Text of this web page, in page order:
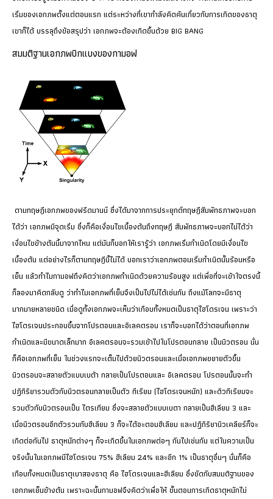
เริ่มของเอกภพตั้งแต่ตอนแรก แต่ระหว่างที่เขากำลังคิดค้นเกี่ยวกับการเกิดของธาตุ
เขาก็ได้ บรรลุถึงข้อสรุปว่า เอกภพจะต้องเกิดขึ้นด้วย BIG BANG
สมมติฐานเอกภพบิกแบงของกามอฟ
ตามทฤษฎีเอกภพของฟรีดมานน์ ซึ่งได้มาจากการประยุกต์ทฤษฎีสัมพัทธภาพจะบอก
ได้ว่า เอกภพมีจุดเริ่ม ซึ่งก็คือเงื่อนไขเบื้องต้นถึงทฤษฎี สัมพัทธภาพจะบอกไม่ได้ว่า
เงื่อนไขข้างต้นนี้มาจากไหน แต่มันก็บอกให้เรารู้ว่า เอกภพเริ่มกำเนิดโดยมีเงื่อนไข
เบื้องต้น แต่อย่างไรก็ตามทฤษฎีนี้ไม่ได้ บอกเราว่าเอกภพตอนเริ่มกำเนิดนั้นร้อนหรือ
เย็น แล้วทำไมกามอฟถึงคิดว่าเอกภพกำเนิดด้วยความร้อนสูง แต่เพื่อที่จะเข้าใจตรงนี้
ก็ลองมาคิดกลับดู ว่าทำไมเอกภพที่เย็นจึงเป็นไปไม่ได้เช่นกัน ถึงแม้โลกจะมีธาตุ
มากมายหลายชนิด เมื่อดูทั้งเอกภพจะเห็นว่าเกือบทั้งหมดเป็นธาตุไฮโดรเจน เพราะว่า
ไฮโดรเจนประกอบขึ้นจากโปรตอนและอิเลคตรอน เราก็จะบอกได้ว่าตอนที่เอกภพ
กำเนิดและมีขนาดเล็กมาก อิเลคตรอนจะรวมเข้าไปในโปรตอนกลาย เป็นนิวตรอน นั่น
ก็คือเอกภพที่เย็น ในช่วงแรกจะเต็มไปด้วยนิวตรอนและเมื่อเอกภพขยายตัวขึ้น
นิวตรอนจะสลายตัวแบบเบต้า กลายเป็นโปรตอนและ อิเลคตรอน โปรตอนนั้นจะทำ
ปฏิกิริยารวมตัวกับนิวตรอนกลายเป็นตัว ทีเรียม (ไฮโดรเจนหนัก) และดิวทีเรียมจะ
รวมตัวกับนิวตรอนเป็น ไตรเทียม ซึ่งจะสลายตัวแบบเบตา กลายเป็นฮีเลียม 3 และ
เมื่อนิวตรอนอีกตัวรวมกับฮีเลียม 3 ก็จะได้อะตอมฮีเลียม และปฏิกิริยานิวเคลียร์ก็จะ
เกิดต่อกันไป ธาตุหนักต่างๆ ก็จะเกิดขึ้นในเอกภพต่อๆ กันไปเช่นกัน แต่ในความเป็น
จริงนั้นในเอกภพมีไฮโดรเจน 75% ฮีเลียม 24% และอีก 1% เป็นธาตุอื่นๆ นั่นก็คือ
เกือบทั้งหมดเป็นธาตุเบาสองธาตุ คือ ไฮโดรเจนและฮีเลียม ซึ่งขัดกับสมมติฐานของ
เอกภพเย็นข้างต้น เพราะฉะนั้นกามอฟจึงคิดว่าเพื่อให้ ขั้นตอนการเกิดธาตุหนักไม่